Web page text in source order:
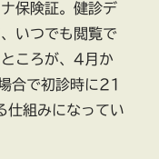
保険証。健診デ
いつでも閲覧で
ころが、4月か
合で初診時に21
仕組みになってい